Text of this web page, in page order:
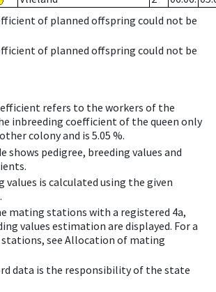
of planned offspring could not be
of planned offspring could not be
refers to the workers of the
inbreeding coefficient of the queen only
colony and is 5.05 %.
shows pedigree, breeding values and
is calculated using the given
mating stations with a registered 4a,
values estimation are displayed. For a
see Allocation of mating
data is the responsibility of the state